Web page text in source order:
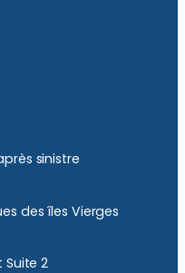
sinistre
des îles Vierges
Suite 2